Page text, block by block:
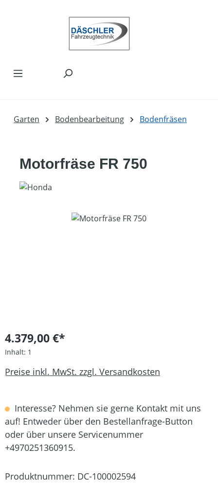
Garten Bodenbearbeitung Bodenfräsen
Motorfräse FR 750
Bildergalerie überspringen
4.379,00 €*
Inhalt: 1
Preise inkl. MwSt. zzgl. Versandkosten
Interesse? Nehmen sie gerne Kontakt mit uns
auf! Entweder über den Bestellanfrage-Button
oder über unsere Servicenummer
+4970251360915.
Produktnummer: DC-100002594